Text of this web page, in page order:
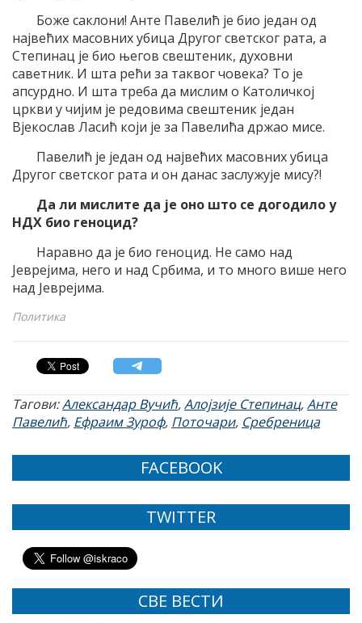
Боже саклони! Анте Павелић је био један од
највећих масовних убица Другог светског рата, а
Степинац је био његов свештеник, духовни
саветник. И шта рећи за таквог човека? То је
апсурдно. И шта треба да мислим о Католичкој
цркви у чијим је редовима свештеник један
Вјекослав Ласић који је за Павелића држао мисе.
Павелић је један од највећих масовних убица
Другог светског рата и он данас заслужује мису?!
Да ли мислите да је оно што се догодило у
НДХ био геноцид?
Наравно да је био геноцид. Не само над
Јеврејима, него и над Србима, и то много више него
над Јеврејима.
Политика
Тагови:Александар Вучић,Алојзије Степинац,Анте
Павелић, Ефраим Зуроф, Поточари, Сребреница
FACEBOOK
TWITTER
СВЕ ВЕСТИ